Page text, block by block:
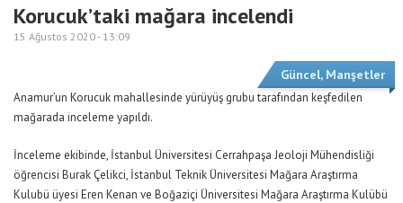
Korucuk’taki mağara incelendi
15 Ağustos 2020 - 13:09
Güncel, Manşetler
Anamur’un Korucuk mahallesinde yürüyüş grubu tarafından keşfedilen
mağarada inceleme yapıldı.
İnceleme ekibinde, İstanbul Üniversitesi Cerrahpaşa Jeoloji Mühendisliği
öğrencisi Burak Çelikci, İstanbul Teknik Üniversitesi Mağara Araştırma
Kulubü üyesi Eren Kenan ve Boğaziçi Üniversitesi Mağara Araştırma Kulübü